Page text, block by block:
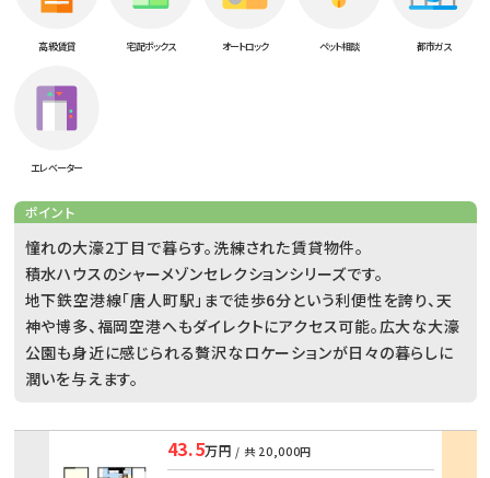
高級賃貸 宅配ボックス オートロック ペット相談 都市ガス
エレベーター
ポイント
憧れの大濠2丁目で暮らす。洗練された賃貸物件。
積水ハウスのシャーメゾンセレクションシリーズです。
地下鉄空港線「唐人町駅」まで徒歩6分という利便性を誇り、天
神や博多、福岡空港へもダイレクトにアクセス可能。広大な大濠
公園も身近に感じられる贅沢なロケーションが日々の暮らしに
潤いを与えます。
43.5万円 / 共 20,000円